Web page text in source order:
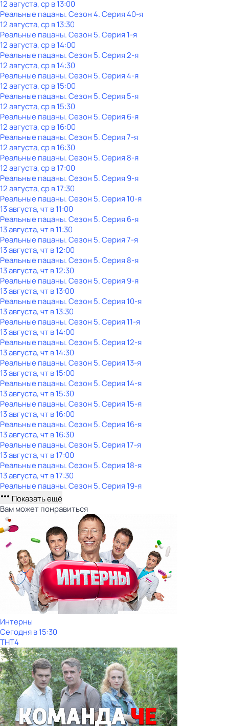
12 августа, ср в 13:00
Реальные пацаны. Сезон 4. Серия 40-я
12 августа, ср в 13:30
Реальные пацаны. Сезон 5. Серия 1-я
12 августа, ср в 14:00
Реальные пацаны. Сезон 5. Серия 2-я
12 августа, ср в 14:30
Реальные пацаны. Сезон 5. Серия 4-я
12 августа, ср в 15:00
Реальные пацаны. Сезон 5. Серия 5-я
12 августа, ср в 15:30
Реальные пацаны. Сезон 5. Серия 6-я
12 августа, ср в 16:00
Реальные пацаны. Сезон 5. Серия 7-я
12 августа, ср в 16:30
Реальные пацаны. Сезон 5. Серия 8-я
12 августа, ср в 17:00
Реальные пацаны. Сезон 5. Серия 9-я
12 августа, ср в 17:30
Реальные пацаны. Сезон 5. Серия 10-я
13 августа, чт в 11:00
Реальные пацаны. Сезон 5. Серия 6-я
13 августа, чт в 11:30
Реальные пацаны. Сезон 5. Серия 7-я
13 августа, чт в 12:00
Реальные пацаны. Сезон 5. Серия 8-я
13 августа, чт в 12:30
Реальные пацаны. Сезон 5. Серия 9-я
13 августа, чт в 13:00
Реальные пацаны. Сезон 5. Серия 10-я
13 августа, чт в 13:30
Реальные пацаны. Сезон 5. Серия 11-я
13 августа, чт в 14:00
Реальные пацаны. Сезон 5. Серия 12-я
13 августа, чт в 14:30
Реальные пацаны. Сезон 5. Серия 13-я
13 августа, чт в 15:00
Реальные пацаны. Сезон 5. Серия 14-я
13 августа, чт в 15:30
Реальные пацаны. Сезон 5. Серия 15-я
13 августа, чт в 16:00
Реальные пацаны. Сезон 5. Серия 16-я
13 августа, чт в 16:30
Реальные пацаны. Сезон 5. Серия 17-я
13 августа, чт в 17:00
Реальные пацаны. Сезон 5. Серия 18-я
13 августа, чт в 17:30
Реальные пацаны. Сезон 5. Серия 19-я
Показать ещё
Вам может понравиться
Интерны
Сегодня в 15:30
ТНТ4